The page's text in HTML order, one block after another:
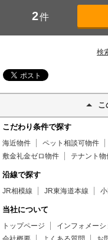
2件
検
こ
こだわり条件で探す
海近物件 ペット相談可物件
敷金礼金ゼロ物件
テナント物
沿線で探す
JR相模線 JR東海道本線
当社について
トップページ インフォメーシ